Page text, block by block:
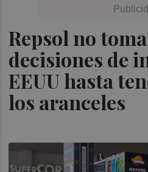
Repsol no
decisiones de
EEUU hasta
los aranceles